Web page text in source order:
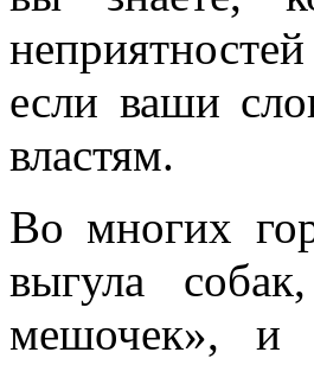
если ваши
властям.
Во многих
выгула
мешочек», и